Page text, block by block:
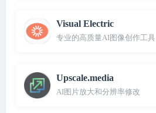
Visual Electric
专业的高质量AI图像创作工具
Upscale.media
AI图片放大和分辨率修改